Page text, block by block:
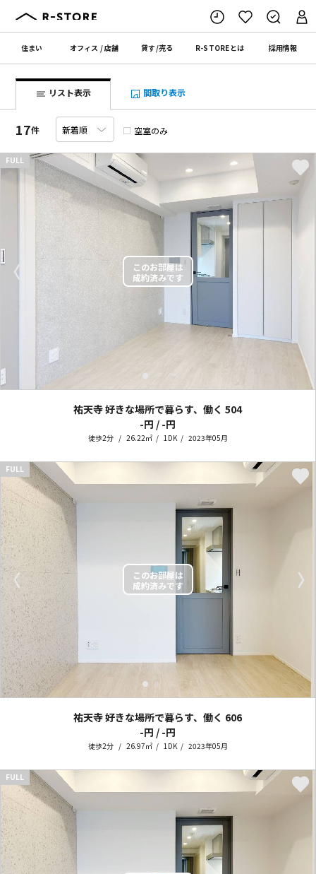
住まい オフィス /店舗 貸す/売る R-STOREとは 採用情報
リスト表示 間取り表示
17件 空室のみ
〈
FULL
祐天寺 好きな場所で暮らす、働く 504
-円 / -円
徒歩2分 26.22㎡ 1DK 2023年05月
〈 〉
FULL
祐天寺 好きな場所で暮らす、働く 606
-円 / -円
徒歩2分 26.97㎡ 1DK 2023年05月
FULL